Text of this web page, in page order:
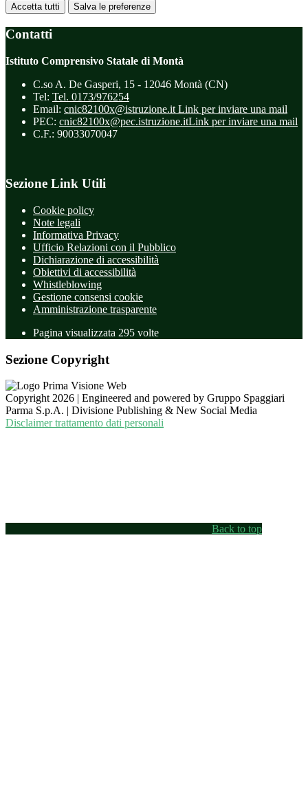
Accetta tutti Salva le preferenze
Contatti
Istituto Comprensivo Statale di Montà
C.so A. De Gasperi, 15 - 12046 Montà (CN)
Tel: Tel. 0173/976254
Email: cnic82100x@istruzione.it Link per inviare una mail
PEC: cnic82100x@pec.istruzione.itLink per inviare una mail
C.F.: 90033070047
Sezione Link Utili
Cookie policy
Note legali
Informativa Privacy
Ufficio Relazioni con il Pubblico
Dichiarazione di accessibilità
Obiettivi di accessibilità
Whistleblowing
Gestione consensi cookie
Amministrazione trasparente
Pagina visualizzata 295 volte
Sezione Copyright
Copyright 2026 | Engineered and powered by Gruppo Spaggiari
Parma S.p.A. | Divisione Publishing & New Social Media
Disclaimer trattamento dati personali
Back to top